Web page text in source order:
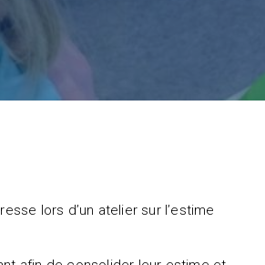
lors d’un atelier sur l’estime